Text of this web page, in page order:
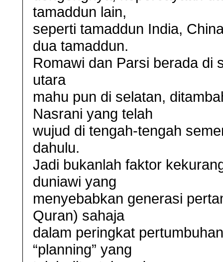
tamaddun lain,
seperti tamaddun India,
dua tamaddun.
Romawi dan Parsi berada di
utara
mahu pun di selatan,
Nasrani yang telah
wujud di tengah-tengah
dahulu.
Jadi bukanlah faktor
duniawi yang
menyebabkan generasi
Quran) sahaja
dalam peringkat
“planning” yang